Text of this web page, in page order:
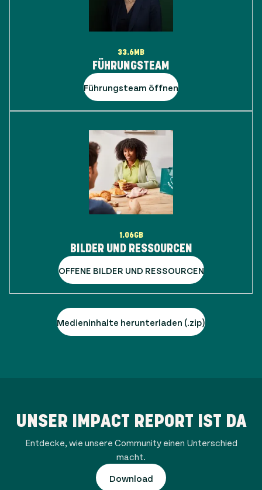
33.6MB
FÜHRUNGSTEAM
Führungsteam öffnen
1.06GB
BILDER UND RESSOURCEN
OFFENE BILDER UND RESSOURCEN
Medieninhalte herunterladen (.zip)
UNSER IMPACT REPORT IST DA
Entdecke, wie unsere Community einen Unterschied
macht.
Download